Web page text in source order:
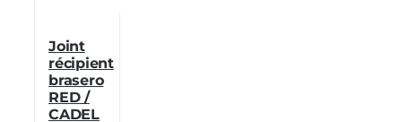
Joint
récipient
brasero
RED /
CADEL